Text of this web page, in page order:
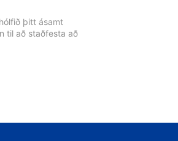
þitt ásamt
til að staðfesta að